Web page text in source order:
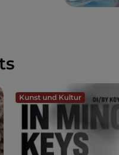
Kunst und Kultur